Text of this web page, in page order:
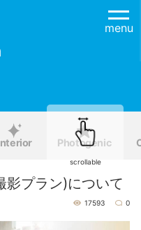
menu
Photogenic
プラン)について
17593 0